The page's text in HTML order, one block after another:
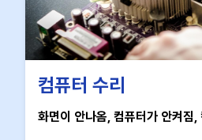
컴퓨터 수리
화면이 안나옴, 컴퓨터가 안켜짐,